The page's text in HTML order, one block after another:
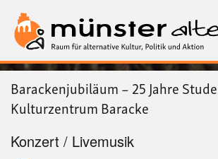
zum
Inhalt
Barackenjubiläum – 25 Jahre
Kulturzentrum Baracke
Konzert / Livemusik